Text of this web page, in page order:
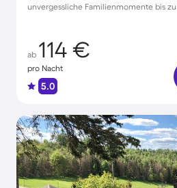
unvergessliche Familienmomente bis zu
ab 114 €
pro Nacht
5.0